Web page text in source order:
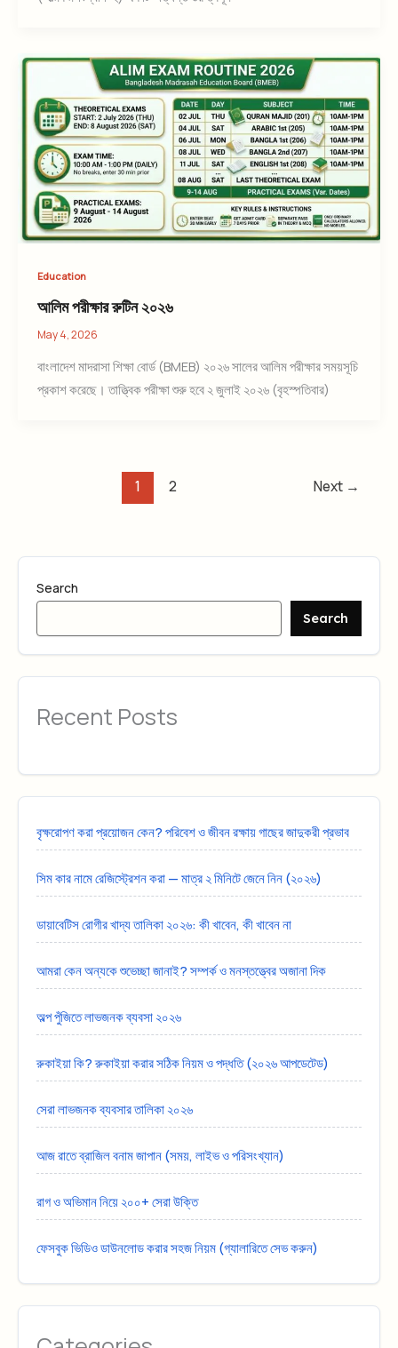
Education
আলিম পরীক্ষার রুটিন ২০২৬
May 4, 2026
বাংলাদেশ মাদরাসা শিক্ষা বোর্ড (BMEB) ২০২৬ সালের আলিম পরীক্ষার সময়সূচি
প্রকাশ করেছে। তাত্ত্বিক পরীক্ষা শুরু হবে ২ জুলাই ২০২৬ (বৃহস্পতিবার)
1 2 Next →
Search
Search
Recent Posts
বৃক্ষরোপণ করা প্রয়োজন কেন? পরিবেশ ও জীবন রক্ষায় গাছের জাদুকরী প্রভাব
সিম কার নামে রেজিস্ট্রেশন করা — মাত্র ২ মিনিটে জেনে নিন (২০২৬)
ডায়াবেটিস রোগীর খাদ্য তালিকা ২০২৬: কী খাবেন, কী খাবেন না
আমরা কেন অন্যকে শুভেচ্ছা জানাই? সম্পর্ক ও মনস্তত্ত্বের অজানা দিক
অল্প পুঁজিতে লাভজনক ব্যবসা ২০২৬
রুকাইয়া কি? রুকাইয়া করার সঠিক নিয়ম ও পদ্ধতি (২০২৬ আপডেটেড)
সেরা লাভজনক ব্যবসার তালিকা ২০২৬
আজ রাতে ব্রাজিল বনাম জাপান (সময়, লাইভ ও পরিসংখ্যান)
রাগ ও অভিমান নিয়ে ২০০+ সেরা উক্তি
ফেসবুক ভিডিও ডাউনলোড করার সহজ নিয়ম (গ্যালারিতে সেভ করুন)